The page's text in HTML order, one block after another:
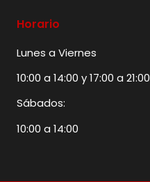
Horario
Lunes a Viernes
10:00 a 14:00 y 17:00 a 21:00
Sábados:
10:00 a 14:00